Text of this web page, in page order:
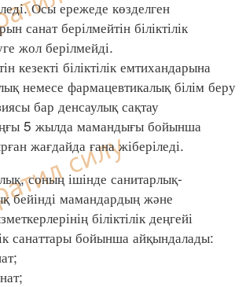
Осы ережеде көзделген
санат берілмейтін біліктілік
жол берілмейді.
кезекті біліктілік емтихандарына
немесе фармацевтикалық білім беру
бар денсаулық сақтау
5 жылда мамандығы бойынша
жағдайда ғана жіберіледі.
соның ішінде санитарлық-
бейінді мамандардың және
біліктілік деңгейі
санаттары бойынша айқындалады: